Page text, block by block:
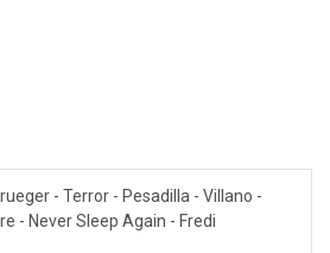
- Terror - Pesadilla - Villano -
- Never Sleep Again - Fredi